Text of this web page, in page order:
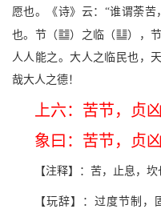
愿也。《诗》云：“谁谓荼
也。节（N）之临（l），
人人能之。大人之临民也，
哉大人之德！
上六：苦节，贞
象曰：苦节，贞
【注释】：苦，止息，坎
【玩辞】：过度节制